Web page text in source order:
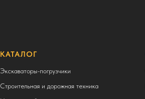
КАТАЛОГ
Экскаваторы-погрузчики
Строительная и дорожная техника